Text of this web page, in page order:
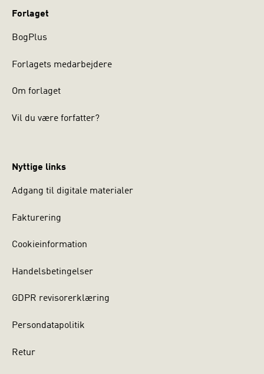
Forlaget
BogPlus
Forlagets medarbejdere
Om forlaget
Vil du være forfatter?
Nyttige links
Adgang til digitale materialer
Fakturering
Cookieinformation
Handelsbetingelser
GDPR revisorerklæring
Persondatapolitik
Retur